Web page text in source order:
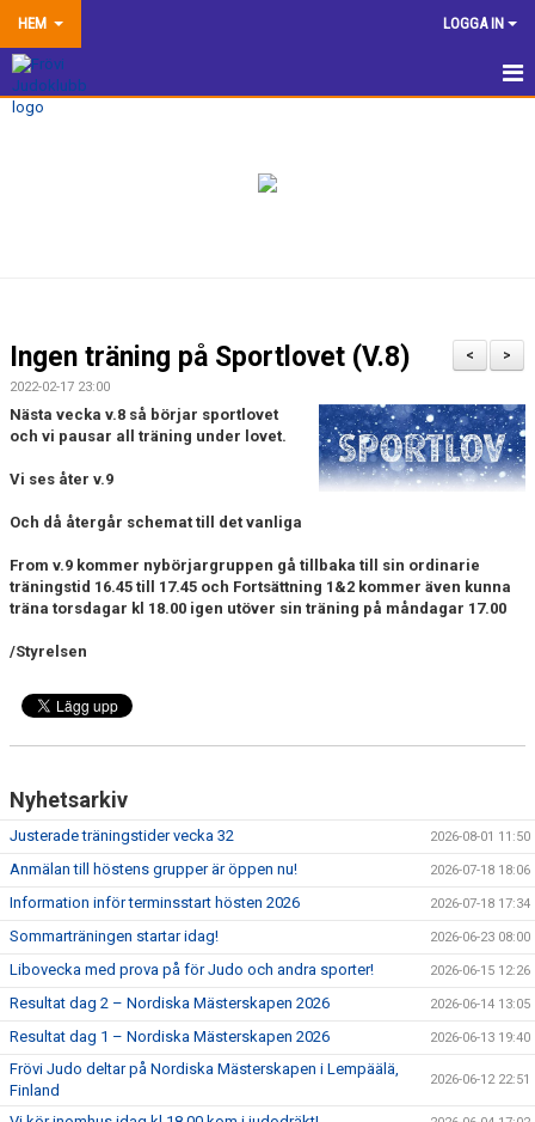
HEM LOGGA IN
HEM
DOKUMENTBANK
KLUBBSHOP
KONTAKTA OSS
>
<
Ingen träning på Sportlovet (V.8)
2022-02-17 23:00
Nästa vecka v.8 så börjar sportlovet
och vi pausar all träning under lovet.
Vi ses åter v.9
Och då återgår schemat till det vanliga
From v.9 kommer nybörjargruppen gå tillbaka till sin ordinarie
träningstid 16.45 till 17.45 och Fortsättning 1&2 kommer även kunna
träna torsdagar kl 18.00 igen utöver sin träning på måndagar 17.00
/Styrelsen
Nyhetsarkiv
Justerade träningstider vecka 32 2026-08-01 11:50
Anmälan till höstens grupper är öppen nu! 2026-07-18 18:06
Information inför terminsstart hösten 2026 2026-07-18 17:34
Sommarträningen startar idag! 2026-06-23 08:00
Libovecka med prova på för Judo och andra sporter! 2026-06-15 12:26
Resultat dag 2 – Nordiska Mästerskapen 2026 2026-06-14 13:05
Resultat dag 1 – Nordiska Mästerskapen 2026 2026-06-13 19:40
Frövi Judo deltar på Nordiska Mästerskapen i Lempäälä,
Finland
2026-06-12 22:51